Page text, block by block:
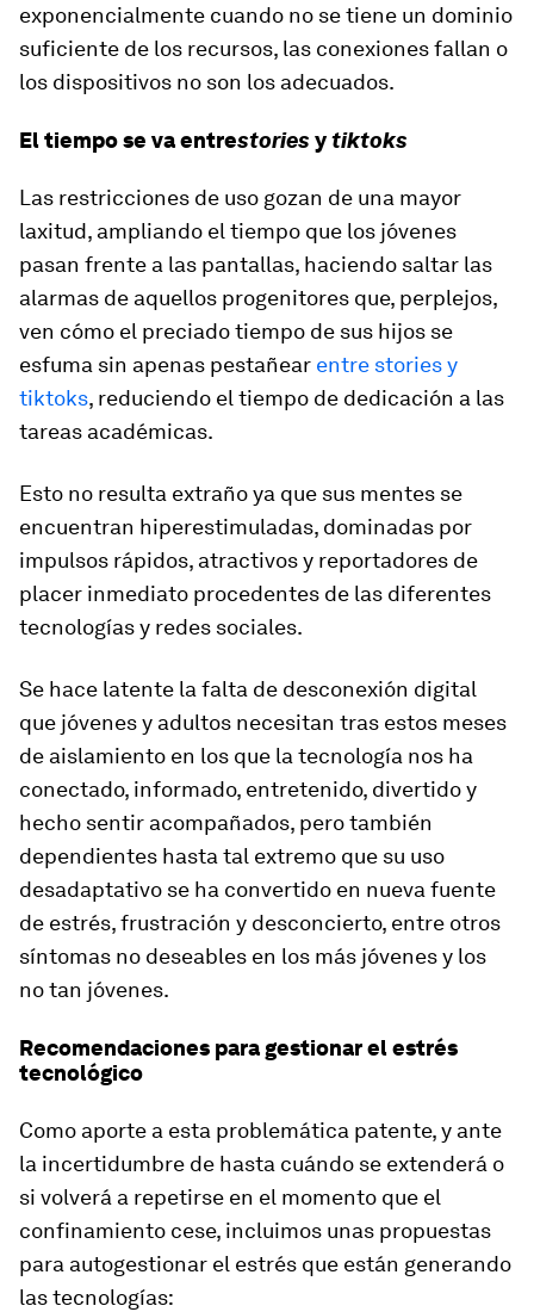
exponencialmente cuando no se tiene un dominio
suficiente de los recursos, las conexiones fallan o
los dispositivos no son los adecuados.
El tiempo se va entrestories ytiktoks
Las restricciones de uso gozan de una mayor
laxitud, ampliando el tiempo que los jóvenes
pasan frente a las pantallas, haciendo saltar las
alarmas de aquellos progenitores que, perplejos,
ven cómo el preciado tiempo de sus hijos se
esfuma sin apenas pestañear entre storiesy
tiktoks, reduciendo el tiempo de dedicación a las
tareas académicas.
Esto no resulta extraño ya que sus mentes se
encuentran hiperestimuladas, dominadas por
impulsos rápidos, atractivos y reportadores de
placer inmediato procedentes de las diferentes
tecnologías y redes sociales.
Se hace latente la falta de desconexión digital
que jóvenes y adultos necesitan tras estos meses
de aislamiento en los que la tecnología nos ha
conectado, informado, entretenido, divertido y
hecho sentir acompañados, pero también
dependientes hasta tal extremo que su uso
desadaptativo se ha convertido en nueva fuente
de estrés, frustración y desconcierto, entre otros
síntomas no deseables en los más jóvenes y los
no tan jóvenes.
Recomendaciones para gestionar el estrés
tecnológico
Como aporte a esta problemática patente, y ante
la incertidumbre de hasta cuándo se extenderá o
si volverá a repetirse en el momento que el
confinamiento cese, incluimos unas propuestas
para autogestionar el estrés que están generando
las tecnologías: